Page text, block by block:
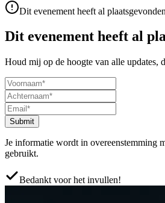
Dit evenement heeft al plaatsgevonden
Dit evenement heeft al
Houd mij op de hoogte van alle updates,
Submit
Je informatie wordt in overeenstemming
gebruikt.
Bedankt voor het invullen!